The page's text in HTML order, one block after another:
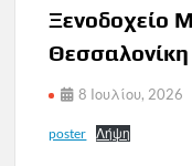
Ξενοδοχείο
Θεσσαλονίκη
8 Ιουλίου, 2026
poster Λήψη